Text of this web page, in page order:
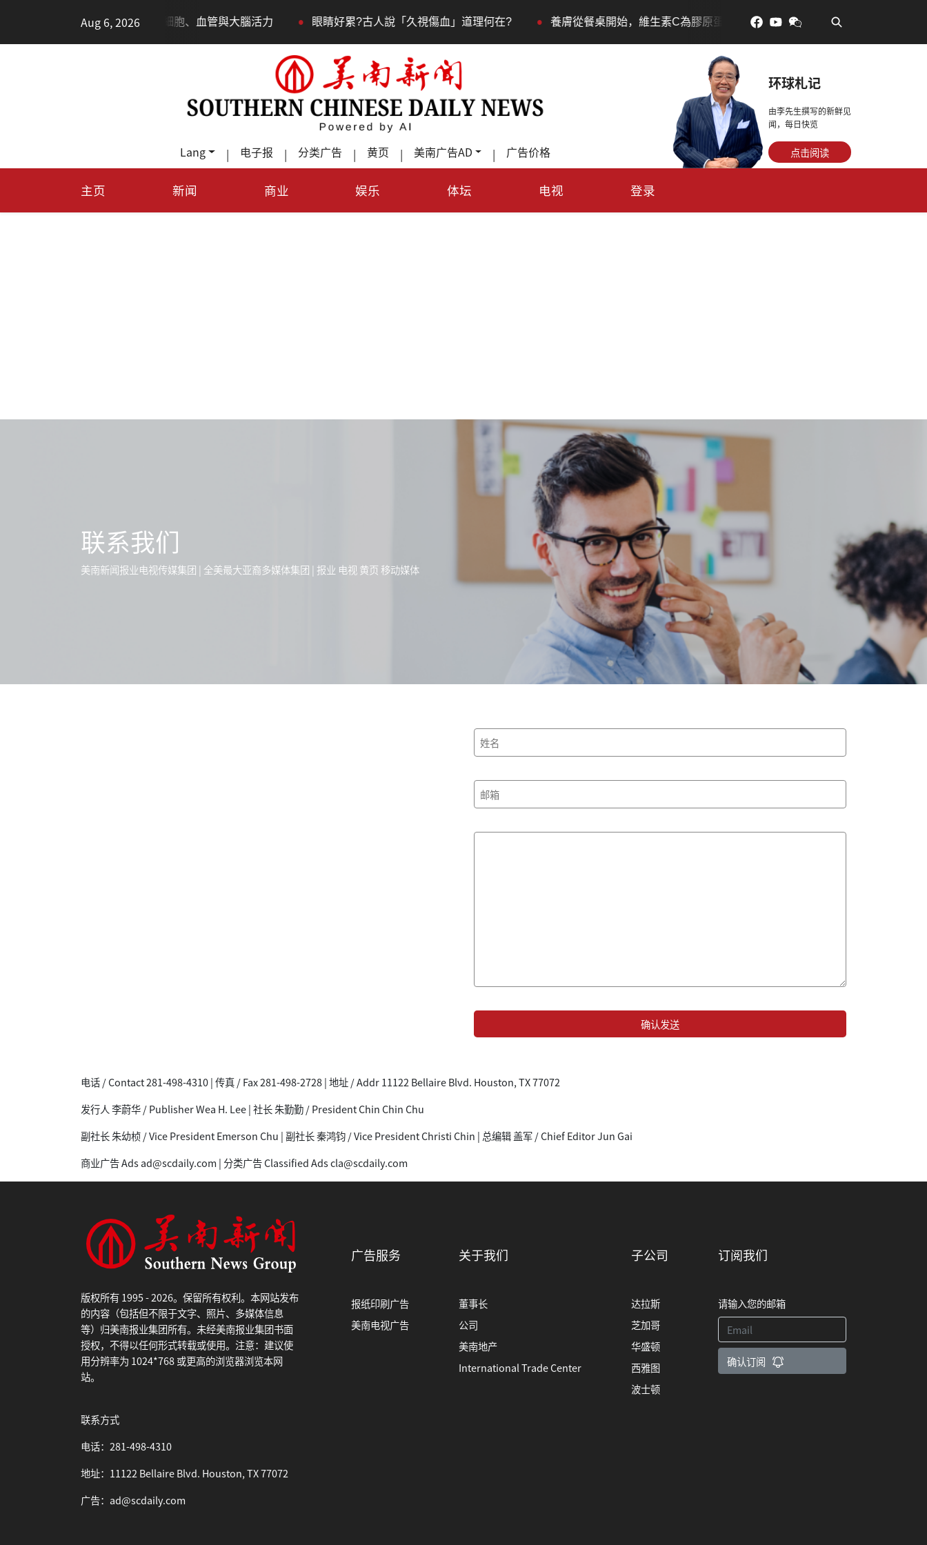
Aug 6, 2026
年輕：花青素如何守住細胞、血管與大腦活力 • 眼睛好累?古人說「久視傷血」道理何在? • 養膚從餐桌開始，維生素C為膠原蛋白按下「啟動鍵」 • 室內蹦極掀起健身新
Lang | 电子报 | 分类广告 | 黄页 | 美南广告AD | 广告价格
环球札记
由李先生撰写的新鲜见
闻，每日快览
点击阅读
主页 新闻 商业 娱乐 体坛 电视 登录
联系我们
美南新闻报业电视传媒集团 | 全美最大亚裔多媒体集团 | 报业 电视 黄页 移动媒体
确认发送
电话 / Contact 281-498-4310 | 传真 / Fax 281-498-2728 | 地址 / Addr 11122 Bellaire Blvd. Houston, TX 77072
发行人 李蔚华 / Publisher Wea H. Lee | 社长 朱勤勤 / President Chin Chin Chu
副社长 朱幼桢 / Vice President Emerson Chu | 副社长 秦鸿钧 / Vice President Christi Chin | 总编辑 盖军 / Chief Editor Jun Gai
商业广告 Ads ad@scdaily.com | 分类广告 Classified Ads cla@scdaily.com
版权所有 1995 - 2026。保留所有权利。本网站发布
的内容（包括但不限于文字、照片、多媒体信息
等）归美南报业集团所有。未经美南报业集团书面
授权，不得以任何形式转载或使用。注意：建议使
用分辨率为 1024*768 或更高的浏览器浏览本网
站。
联系方式
电话：281-498-4310
地址：11122 Bellaire Blvd. Houston, TX 77072
广告：ad@scdaily.com
广告服务
报纸印刷广告
美南电视广告
关于我们
董事长
公司
美南地产
International Trade Center
子公司
达拉斯
芝加哥
华盛顿
西雅图
波士顿
订阅我们
请输入您的邮箱
确认订阅